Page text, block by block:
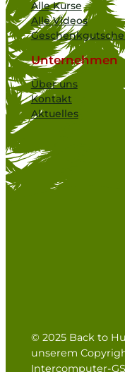
Alle Kurse
Alle Videos
Unternehmen
Über uns
Kontakt
Aktuelles
© 2025 Back to
unserem
Intercomputer-